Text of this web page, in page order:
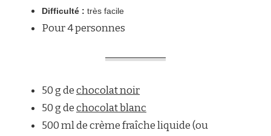
Difficulté : très facile
Pour 4 personnes
50 g dechocolat noir
50 g dechocolat blanc
500 ml de crème fraîche liquide (ou